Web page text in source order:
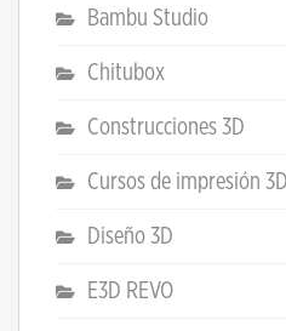
Bambu Studio
Chitubox
Construcciones 3D
Cursos de impresión 3D
Diseño 3D
E3D REVO